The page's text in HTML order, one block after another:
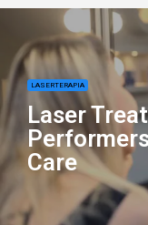
LASERTERAPIA
Laser
Care